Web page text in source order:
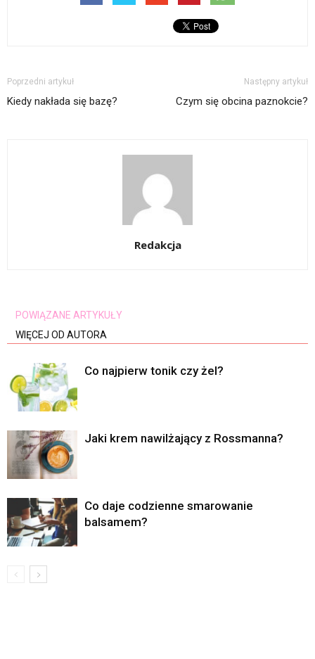
Poprzedni artykuł
Kiedy nakłada się bazę?
Następny artykuł
Czym się obcina paznokcie?
Redakcja
POWIĄZANE ARTYKUŁY
WIĘCEJ OD AUTORA
Co najpierw tonik czy żel?
Jaki krem nawilżający z Rossmanna?
Co daje codzienne smarowanie
balsamem?